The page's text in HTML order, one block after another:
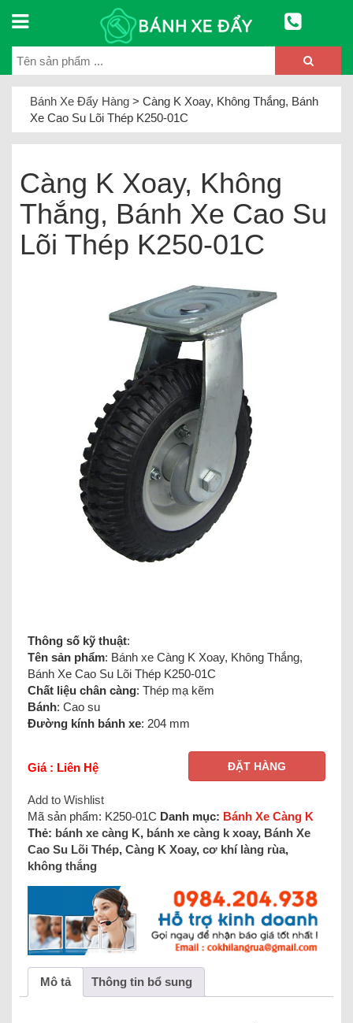
Bánh Xe Đẩy Hàng > Càng K Xoay, Không Thắng, Bánh
Xe Cao Su Lõi Thép K250-01C
Càng K Xoay, Không
Thắng, Bánh Xe Cao Su
Lõi Thép K250-01C
Thông số kỹ thuật:
Tên sản phẩm: Bánh xe Càng K Xoay, Không Thắng,
Bánh Xe Cao Su Lõi Thép K250-01C
Chất liệu chân càng: Thép mạ kẽm
Bánh: Cao su
Đường kính bánh xe: 204 mm
Giá : Liên Hệ ĐẶT HÀNG
Add to Wishlist
Mã sản phẩm: K250-01C Danh mục: Bánh Xe Càng K
Thẻ: bánh xe càng K, bánh xe càng k xoay, Bánh Xe
Cao Su Lõi Thép, Càng K Xoay, cơ khí làng rùa,
không thắng
Mô tả Thông tin bổ sung